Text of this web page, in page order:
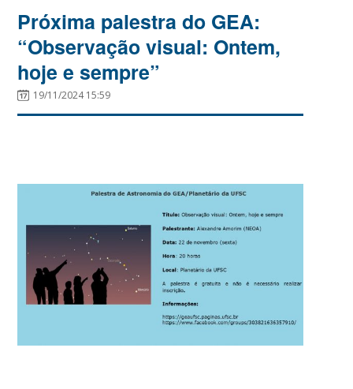
Próxima palestra do GEA:
“Observação visual: Ontem,
hoje e sempre”
19/11/2024 15:59